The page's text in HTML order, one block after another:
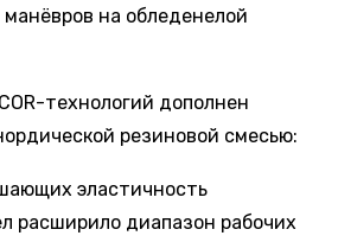
на обледенелой
технологий дополнен
резиновой смесью:
эластичность
расширило диапазон рабочих